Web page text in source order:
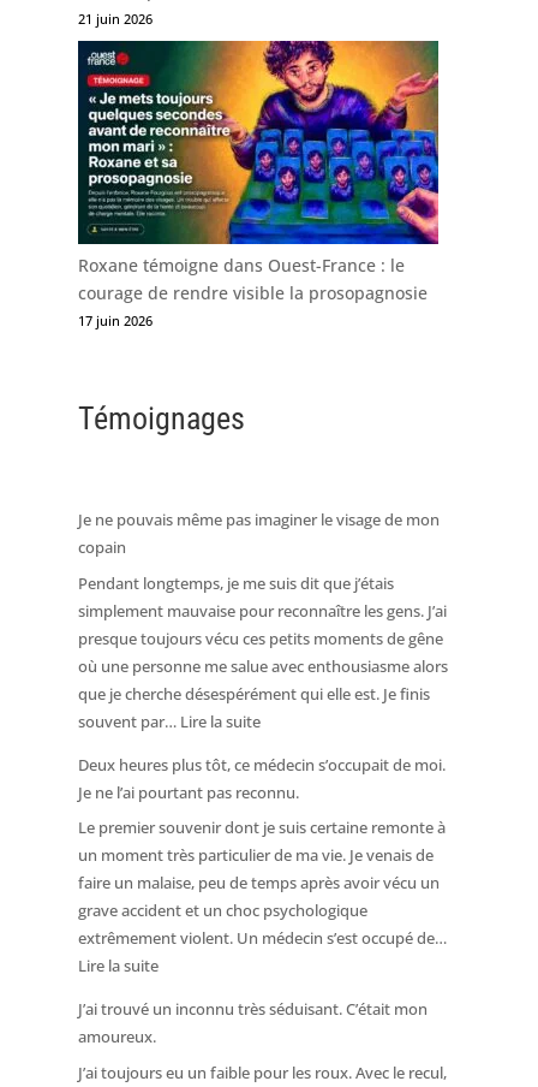
21 juin 2026
Roxane témoigne dans Ouest-France : le
courage de rendre visible la prosopagnosie
17 juin 2026
Témoignages
Je ne pouvais même pas imaginer le visage de mon
copain
Pendant longtemps, je me suis dit que j’étais
simplement mauvaise pour reconnaître les gens. J’ai
presque toujours vécu ces petits moments de gêne
où une personne me salue avec enthousiasme alors
que je cherche désespérément qui elle est. Je finis
souvent par… Lire la suite:
ne
pouvais
même
pas
imaginer
le
visage
Deux heures plus tôt, ce médecin s’occupait de moi.
Je ne l’ai pourtant pas reconnu.
Le premier souvenir dont je suis certaine remonte à
un moment très particulier de ma vie. Je venais de
faire un malaise, peu de temps après avoir vécu un
grave accident et un choc psychologique
extrêmement violent. Un médecin s’est occupé de…
Lire la suite:
heures
tôt,
J’ai trouvé un inconnu très séduisant. C’était mon
amoureux.
J’ai toujours eu un faible pour les roux. Avec le recul,